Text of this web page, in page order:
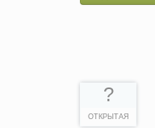
?
ОТКРЫТАЯ